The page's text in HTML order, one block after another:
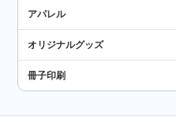
アパレル
オリジナルグッズ
冊子印刷